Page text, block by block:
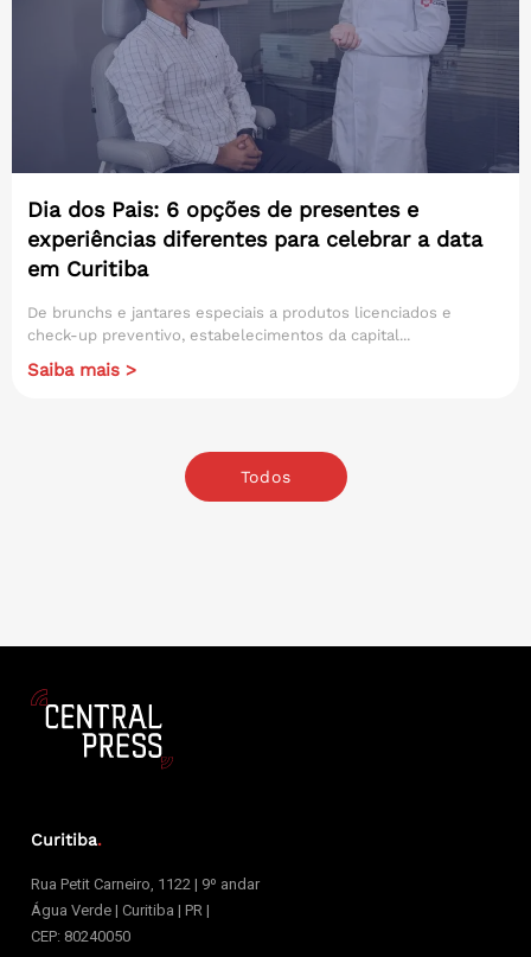
Dia dos Pais: 6 opções de presentes e
experiências diferentes para celebrar a data
em Curitiba
De brunchs e jantares especiais a produtos licenciados e
check-up preventivo, estabelecimentos da capital...
Saiba mais >
Todos
Curitiba.
Rua Petit Carneiro, 1122 | 9º andar
Água Verde | Curitiba | PR |
CEP: 80240050